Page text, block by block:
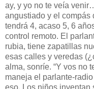
ay, y yo no te veía
angustiado y el compás
tendrá 4, acaso 5, 6
control remoto. El
rubia, tiene zapatillas
esas calles y veredas
alma, sonríe. “Y vos no
maneja el parlante-
eso. Los niños inventan